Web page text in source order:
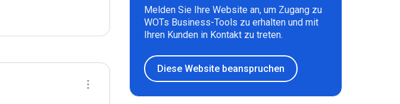
Melden Sie Ihre Website an, um Zugang zu
WOTs Business-Tools zu erhalten und mit
Ihren Kunden in Kontakt zu treten.
Diese Website beanspruchen